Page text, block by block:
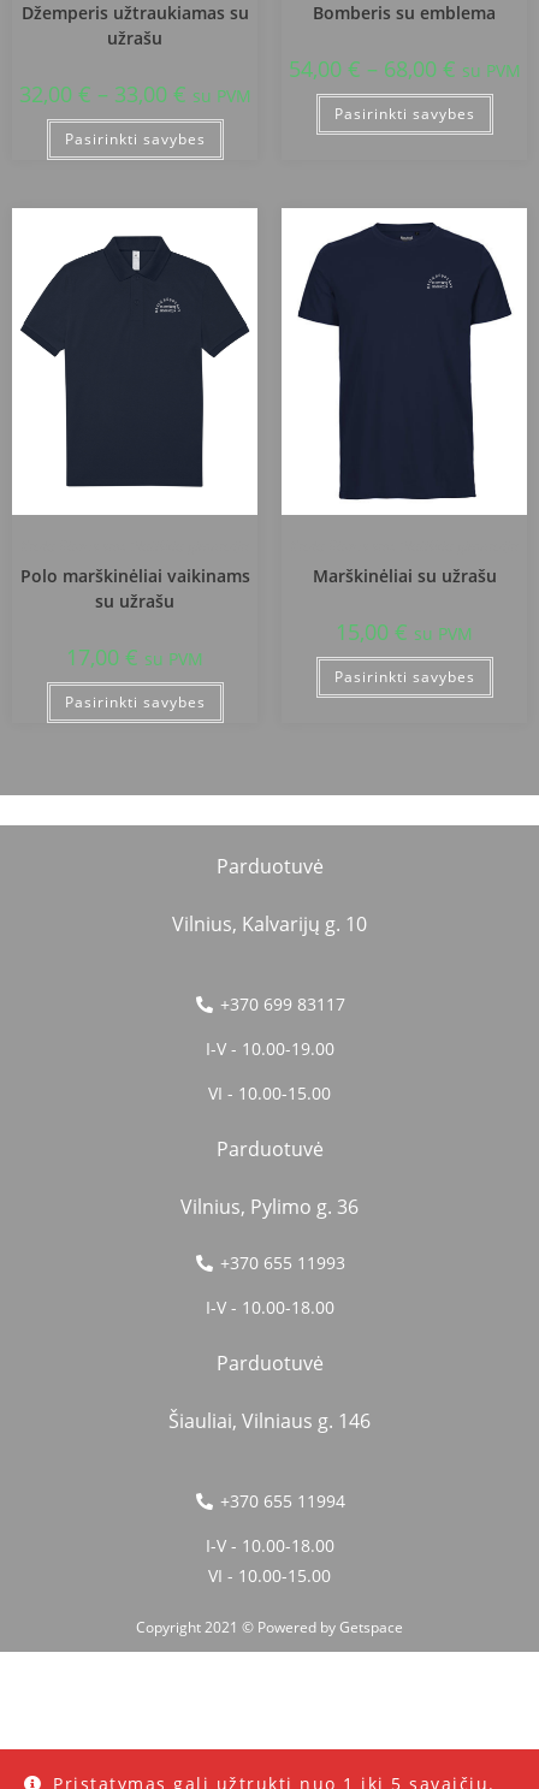
Pristatymas gali užtrukti nuo 1 iki 5 savaičių.
Džemperis užtraukiamas su
užrašu
32,00 € – 33,00 € su PVM
Pasirinkti savybes
Bomberis su emblema
54,00 € – 68,00 € su PVM
Pasirinkti savybes
Polo marškinėliai vaikinams
su užrašu
17,00 € su PVM
Pasirinkti savybes
Marškinėliai su užrašu
15,00 € su PVM
Pasirinkti savybes
Parduotuvė
Vilnius, Kalvarijų g. 10
+370 699 83117
I-V - 10.00-19.00
VI - 10.00-15.00
Parduotuvė
Vilnius, Pylimo g. 36
+370 655 11993
I-V - 10.00-18.00
Parduotuvė
Šiauliai, Vilniaus g. 146
+370 655 11994
I-V - 10.00-18.00
VI - 10.00-15.00
Copyright 2021 © Powered byGetspace